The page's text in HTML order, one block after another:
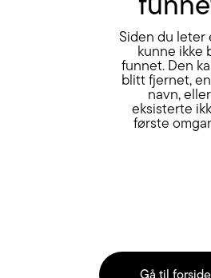
Siden du leter
kunne ikke
funnet. Den
blitt fjernet,
navn, eller
eksisterte
første